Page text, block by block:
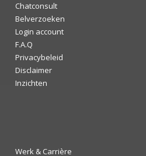
Chatconsult
Belverzoeken
Login account
F.A.Q
Privacybeleid
Disclaimer
Inzichten
Werk & Carrière